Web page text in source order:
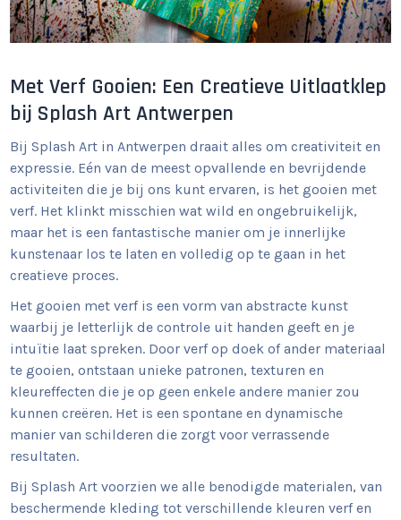
Met Verf Gooien: Een Creatieve Uitlaatklep
bij Splash Art Antwerpen
Bij Splash Art in Antwerpen draait alles om creativiteit en
expressie. Eén van de meest opvallende en bevrijdende
activiteiten die je bij ons kunt ervaren, is het gooien met
verf. Het klinkt misschien wat wild en ongebruikelijk,
maar het is een fantastische manier om je innerlijke
kunstenaar los te laten en volledig op te gaan in het
creatieve proces.
Het gooien met verf is een vorm van abstracte kunst
waarbij je letterlijk de controle uit handen geeft en je
intuïtie laat spreken. Door verf op doek of ander materiaal
te gooien, ontstaan unieke patronen, texturen en
kleureffecten die je op geen enkele andere manier zou
kunnen creëren. Het is een spontane en dynamische
manier van schilderen die zorgt voor verrassende
resultaten.
Bij Splash Art voorzien we alle benodigde materialen, van
beschermende kleding tot verschillende kleuren verf en